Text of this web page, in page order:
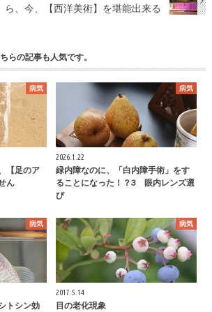
ら、今、【西洋美術】を堪能出来る
らの記事も人気です。
病気
【足のア
ん
病気
2026.1.22
緑内障なのに、「白内障手術」をす
ることになった！？3 眼内レンズ選
び
病気
トシン効
病気
2017.5.14
目の老化現象